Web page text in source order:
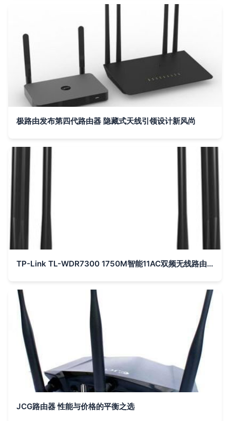
极路由发布第四代路由器 隐藏式天线引领设计新风尚
TP-Link TL-WDR7300 1750M智能11AC双频无线路由器 光纤宽带大户型的穿墙王之选
JCG路由器 性能与价格的平衡之选